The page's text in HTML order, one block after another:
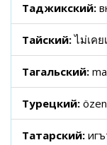
Таджикский:
Тайский:ไม่เคย
Тагальский:
Турецкий:
Татарский: